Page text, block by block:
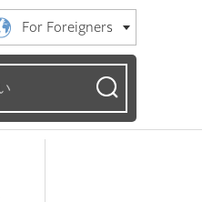
For Foreigners